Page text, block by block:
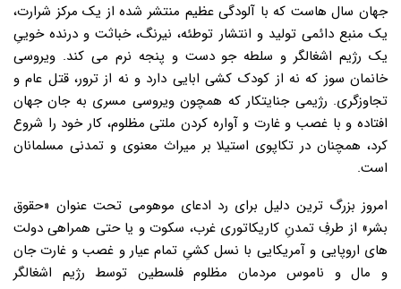
جهان سال هاست که با آلودگی عظیم منتشر شده از یک مرکز شرارت،
یک منبع دائمی تولید و انتشار توطئه، نیرنگ، خباثت و درنده خوییِ
یک رژیم اشغالگر و سلطه جو دست و پنجه نرم می کند. ویروسی
خانمان سوز که نه از کودک کشی ابایی دارد و نه از ترور، قتل عام و
تجاوزگری. رژیمی جنایتکار که همچون ویروسی مسری به جان جهان
افتاده و با غصب و غارت و آواره کردن ملتی مظلوم، کار خود را شروع
کرد، همچنان در تکاپوی استیلا بر میراث معنوی و تمدنی مسلمانان
است.
امروز بزرگ ترین دلیل برای رد ادعای موهومی تحت عنوان «حقوق
بشر» از طرفِ تمدنِ کاریکاتوری غرب، سکوت و یا حتی همراهی دولت
های اروپایی و آمریکایی با نسل کشیِ تمام عیار و غصب و غارت جان
و مال و ناموس مردمان مظلوم فلسطین توسط رژیم اشغالگر